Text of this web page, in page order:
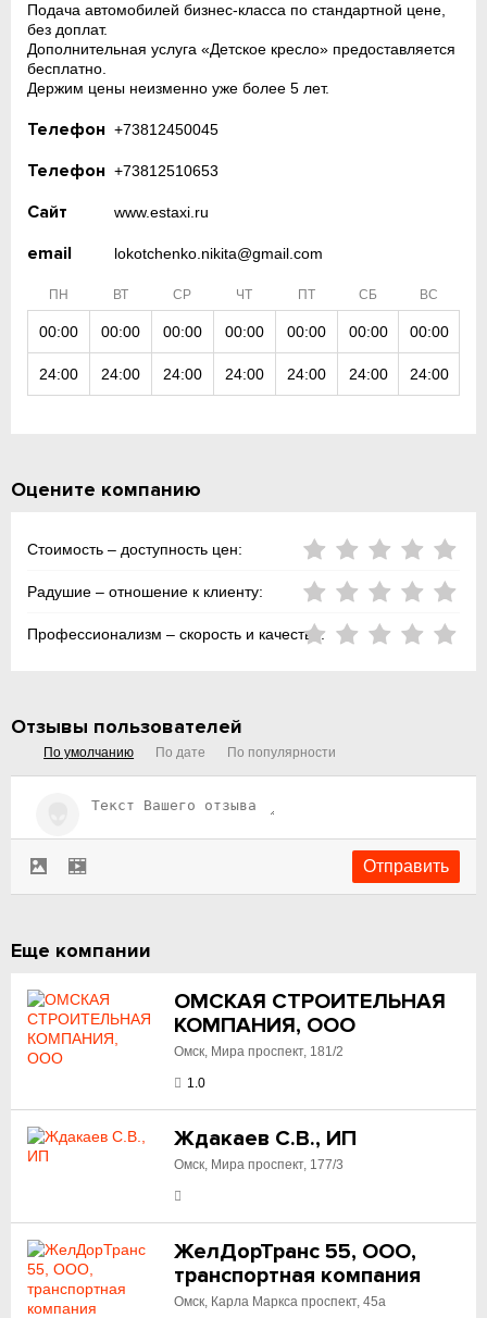
Подача автомобилей бизнес-класса по стандартной цене,
без доплат.
Дополнительная услуга «Детское кресло» предоставляется
бесплатно.
Держим цены неизменно уже более 5 лет.
Телефон +73812450045
Телефон +73812510653
Сайт www.estaxi.ru
email lokotchenko.nikita@gmail.com
ПН ВТ СР ЧТ ПТ СБ ВС
00:00 00:00 00:00 00:00 00:00 00:00 00:00
24:00 24:00 24:00 24:00 24:00 24:00 24:00
Оцените компанию
Стоимость – доступность цен:
Радушие – отношение к клиенту:
Профессионализм – скорость и качество:
Отзывы пользователей
По умолчанию По дате По популярности
Еще компании
ОМСКАЯ СТРОИТЕЛЬНАЯ
КОМПАНИЯ, ООО
Омск, Мира проспект, 181/2
1.0
Ждакаев С.В., ИП
Омск, Мира проспект, 177/3
ЖелДорТранс 55, ООО,
транспортная компания
Омск, Карла Маркса проспект, 45а